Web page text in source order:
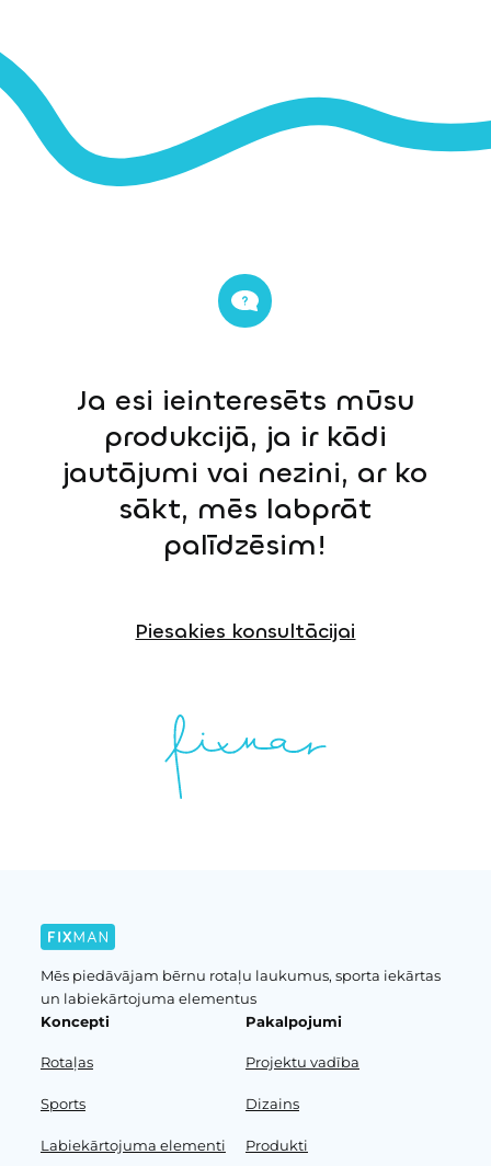
Ja esi ieinteresēts mūsu
produkcijā, ja ir kādi
jautājumi vai nezini, ar ko
sākt, mēs labprāt
palīdzēsim!
Piesakies konsultācijai
Mēs piedāvājam bērnu rotaļu laukumus, sporta iekārtas
un labiekārtojuma elementus
Koncepti
Rotaļas
Sports
Labiekārtojuma elementi
Pakalpojumi
Projektu vadība
Dizains
Produkti